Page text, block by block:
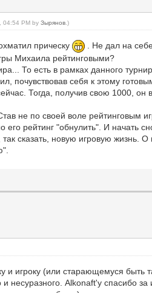
04:54 PM byЗырянов .)
прическу
. Не дал на
Михаила рейтинговыми?
То есть в рамках данного
почувствовав себя к этому
Тогда, получив свою 1000, он
не по своей воле
рейтинг "обнулить". И начать
сказать, новую игровую жизнь.
игроку (или старающемуся быть
Alkonaft'у спасибо